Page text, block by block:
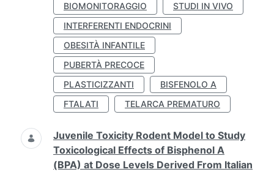
BIOMONITORAGGIO
STUDI IN VIVO
INTERFERENTI ENDOCRINI
OBESITÀ INFANTILE
PUBERTÀ PRECOCE
PLASTICIZZANTI
BISFENOLO A
FTALATI
TELARCA PREMATURO
Juvenile Toxicity Rodent Model to Study
Toxicological Effects of Bisphenol A
(BPA) at Dose Levels Derived From Italian